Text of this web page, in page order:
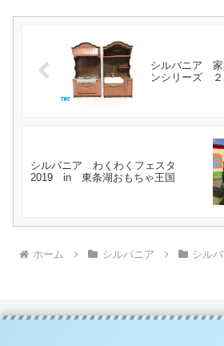
シルバニア
ンシリーズ ２
シルバニア わくわくフェスタ
2019 in 東条湖おもちゃ王国
ホーム シルバニア シル